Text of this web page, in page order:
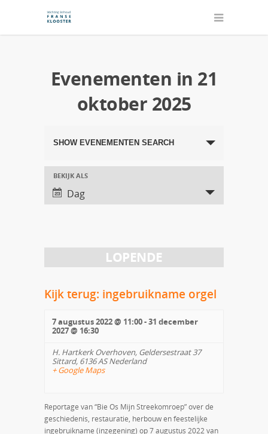
Evenementen in 21
oktober 2025
Evenementen
and
Views
SHOW EVENEMENTEN SEARCH
Evenement
Views
BEKIJK ALS
Dag
LOPENDE
Kijk terug: ingebruikname orgel
7 augustus 2022 @ 11:00-31 december
2027 @ 16:30
H. Hartkerk Overhoven, Geldersestraat 37
Sittard, 6136 AS Nederland
+ Google Maps
Reportage van “Bie Os Mijn Streekomroep” over de
geschiedenis, restauratie, herbouw en feestelijke
ingebruikname (inzegening) op 7 augustus 2022 van